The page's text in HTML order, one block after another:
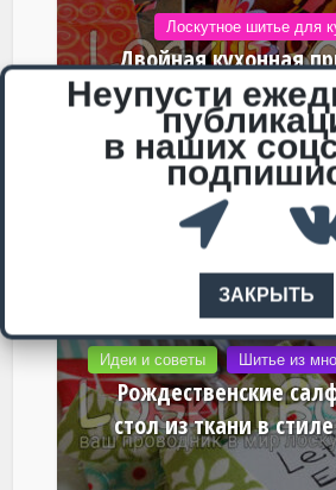
Лоскутное шитье для
Двойная кухонная
своими руками в
Идеи и советы Шитье из
Рождественские
стол из ткани в
Неупусти
в наших
ЗАКРЫТЬ